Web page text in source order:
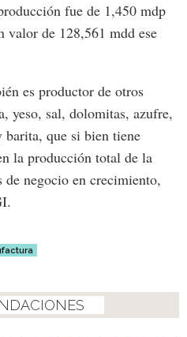
fue de 1,450 mdp
valor de 128,561 mdd ese
es productor de otros
yeso, sal, dolomitas, azufre,
que si bien tiene
la producción total de la
negocio en crecimiento,